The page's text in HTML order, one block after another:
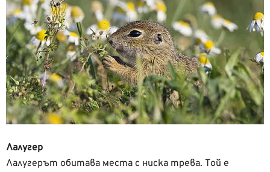
Лалугер
Лалугерът обитава места с ниска трева. Той е